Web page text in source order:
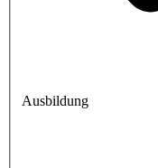
Ausbildung